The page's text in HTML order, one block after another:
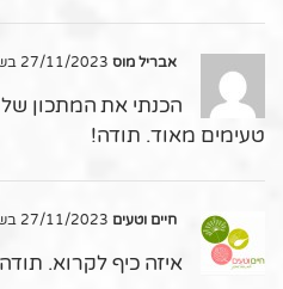
אבריל מוס
הכנתי את המתכון
טעימים מאוד. תודה!
חיים וטעים
איזה כיף לקרוא.